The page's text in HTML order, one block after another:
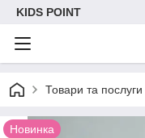
KIDS POINT
Товари та послуги
Новинка